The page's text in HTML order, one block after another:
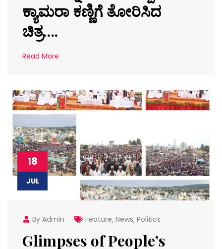
ಕ್ಯಾಮರಾ ಕಣ್ಣಿಗೆ ತೋರಿಸಿದ
ಚಿತ್ರ….
Read More
18
JUL
By Admin Feature, News, Politics
Glimpses of People’s